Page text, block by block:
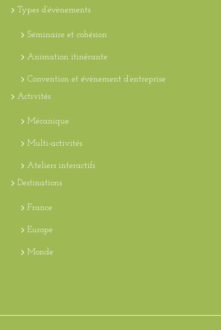
Types d’évènements
Séminaire et cohésion
Animation itinérante
Convention et évènement d’entreprise
Activités
Mécanique
Multi-activités
Ateliers interactifs
Destinations
France
Europe
Monde